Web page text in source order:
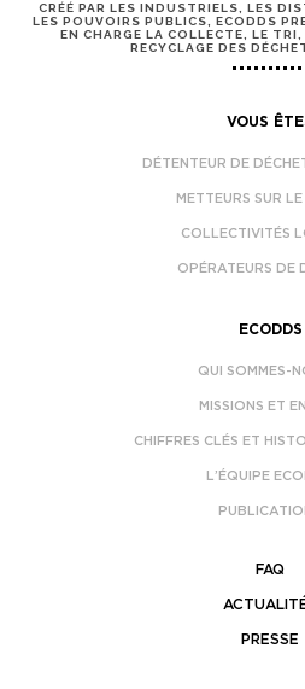
CRÉÉ PAR LES INDUSTRIELS, LES
LES POUVOIRS PUBLICS, ECODDS
EN CHARGE LA COLLECTE, LE
RECYCLAGE DES
VOUS
DÉTENTEUR DE
METTEURS SUR
COLLECTIVITÉS
OPÉRATEURS DE
ECODDS
QUI SOMMES-
MISSIONS ET
CHIFFRES CLÉS ET
L’ÉQUIPE
FAQ
PRESSE